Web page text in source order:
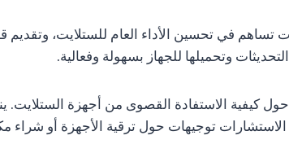
تساهم في تحسين الأداء العام للستلايت،
التحديثات وتحميلها للجهاز بسهولة وفعالية.
كيفية الاستفادة القصوى من أجهزة
توجيهات حول ترقية الأجهزة أو شراء